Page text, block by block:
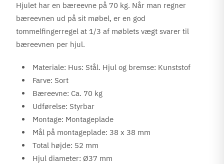
Hjulet har en bæreevne på 70 kg. Når man regner
bæreevnen ud på sit møbel, er en god
tommelfingerregel at 1/3 af møblets vægt svarer til
bæreevnen per hjul.
Materiale: Hus: Stål. Hjul og bremse: Kunststof
Farve: Sort
Bæreevne: Ca. 70 kg
Udførelse: Styrbar
Montage: Montageplade
Mål på montageplade: 38 x 38 mm
Total højde: 52 mm
Hjul diameter: Ø37 mm